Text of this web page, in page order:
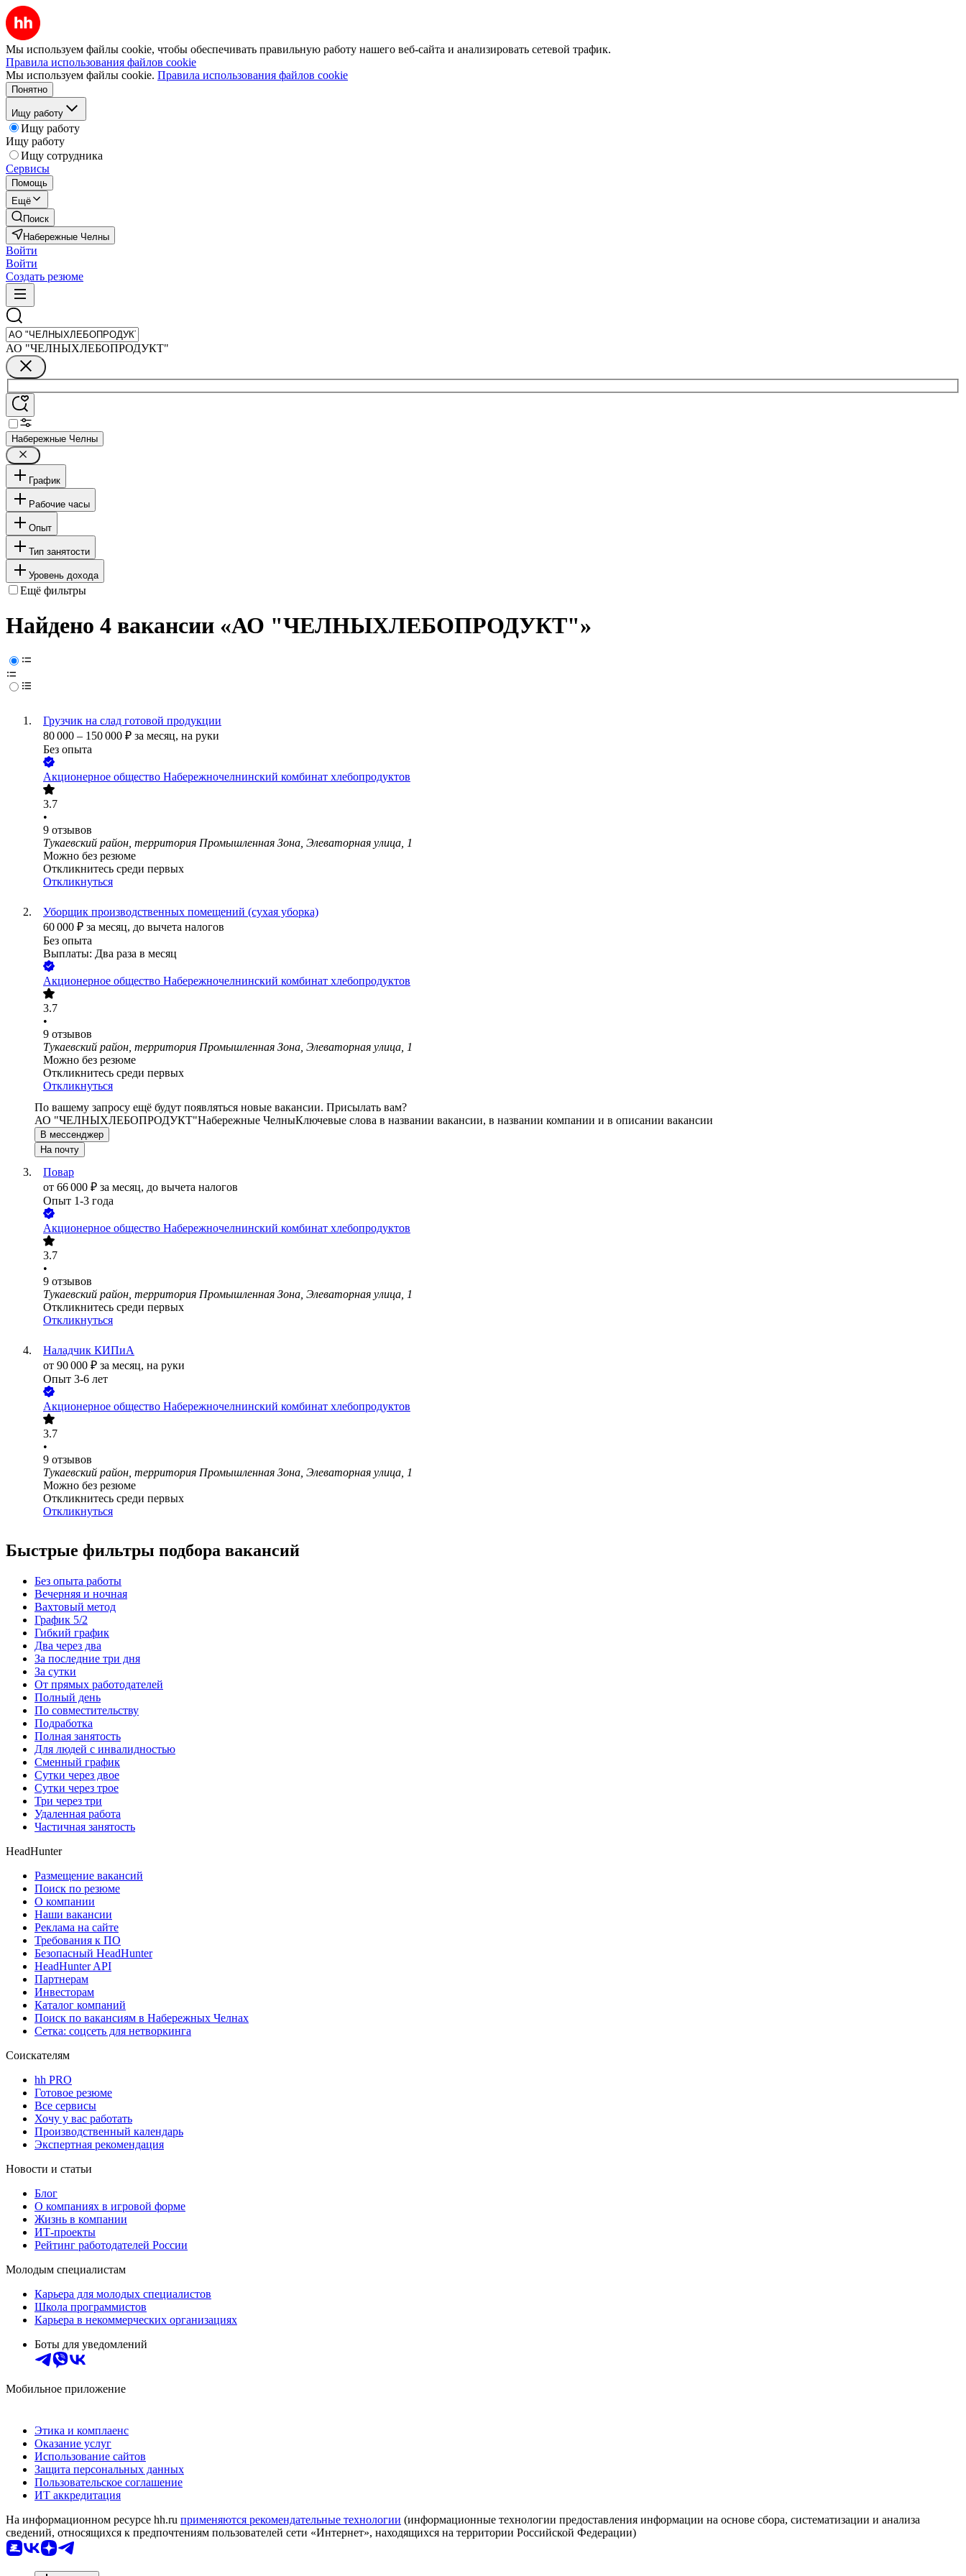
Мы используем файлы cookie, чтобы обеспечивать правильную работу нашего веб-сайта и анализировать сетевой трафик.
Правила использования файлов cookie
Мы используем файлы cookie. Правила использования файлов cookie
Понятно
Ищу работу
Ищу работу
Ищу работу
Ищу сотрудника
Сервисы
Помощь
Ещё
Поиск
Набережные Челны
Войти
Войти
Создать резюме
АО "ЧЕЛНЫХЛЕБОПРОДУКТ"
Набережные Челны
График
Рабочие часы
Опыт
Тип занятости
Уровень дохода
Ещё фильтры
Найдено 4 вакансии «АО "ЧЕЛНЫХЛЕБОПРОДУКТ"»
Грузчик на слад готовой продукции
80 000 – 150 000 ₽ за месяц, на руки
Без опыта
Акционерное общество Набережночелнинский комбинат хлебопродуктов
3.7
•
9 отзывов
Тукаевский район, территория Промышленная Зона, Элеваторная улица, 1
Можно без резюме
Откликнитесь среди первых
Откликнуться
Уборщик производственных помещений (сухая уборка)
60 000 ₽ за месяц, до вычета налогов
Без опыта
Выплаты: Два раза в месяц
Акционерное общество Набережночелнинский комбинат хлебопродуктов
3.7
•
9 отзывов
Тукаевский район, территория Промышленная Зона, Элеваторная улица, 1
Можно без резюме
Откликнитесь среди первых
Откликнуться
По вашему запросу ещё будут появляться новые вакансии. Присылать вам?
АО "ЧЕЛНЫХЛЕБОПРОДУКТ"Набережные ЧелныКлючевые слова в названии вакансии, в названии компании и в описании вакансии
В мессенджер
На почту
Повар
от 66 000 ₽ за месяц, до вычета налогов
Опыт 1-3 года
Акционерное общество Набережночелнинский комбинат хлебопродуктов
3.7
•
9 отзывов
Тукаевский район, территория Промышленная Зона, Элеваторная улица, 1
Откликнитесь среди первых
Откликнуться
Наладчик КИПиА
от 90 000 ₽ за месяц, на руки
Опыт 3-6 лет
Акционерное общество Набережночелнинский комбинат хлебопродуктов
3.7
•
9 отзывов
Тукаевский район, территория Промышленная Зона, Элеваторная улица, 1
Можно без резюме
Откликнитесь среди первых
Откликнуться
Быстрые фильтры подбора вакансий
Без опыта работы
Вечерняя и ночная
Вахтовый метод
График 5/2
Гибкий график
Два через два
За последние три дня
За сутки
От прямых работодателей
Полный день
По совместительству
Подработка
Полная занятость
Для людей с инвалидностью
Сменный график
Сутки через двое
Сутки через трое
Три через три
Удаленная работа
Частичная занятость
HeadHunter
Размещение вакансий
Поиск по резюме
О компании
Наши вакансии
Реклама на сайте
Требования к ПО
Безопасный HeadHunter
HeadHunter API
Партнерам
Инвесторам
Каталог компаний
Поиск по вакансиям в Набережных Челнах
Сетка: соцсеть для нетворкинга
Соискателям
hh PRO
Готовое резюме
Все сервисы
Хочу у вас работать
Производственный календарь
Экспертная рекомендация
Новости и статьи
Блог
О компаниях в игровой форме
Жизнь в компании
ИТ-проекты
Рейтинг работодателей России
Молодым специалистам
Карьера для молодых специалистов
Школа программистов
Карьера в некоммерческих организациях
Боты для уведомлений
Мобильное приложение
Этика и комплаенс
Оказание услуг
Использование сайтов
Защита персональных данных
Пользовательское соглашение
ИТ аккредитация
На информационном ресурсе hh.ru применяются рекомендательные технологии (информационные технологии предоставления информации на основе сбора, систематизации и анализа
сведений, относящихся к предпочтениям пользователей сети «Интернет», находящихся на территории Российской Федерации)